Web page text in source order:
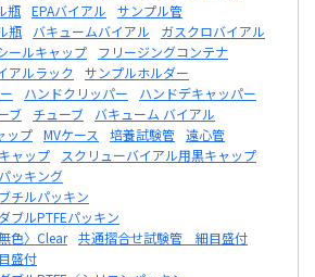
瓶 EPAバイアル
サンプル管
瓶 バキュームバイアル
ガスクロバイアル
ールキャップ
フリージングコンテナ
アルラック
サンプルホルダー
ハンドクリッパー
ハンドデキャッパー
ブ
チューブ
バキューム バイアル
ップ MVケース 培養試験管 遠心管
ャップ
スクリューバイアル用黒キャップ
ッキング
チルパッキン
ブルPTFEパッキン
色〉Clear 共通摺合せ試験管 細目盛付
盛付